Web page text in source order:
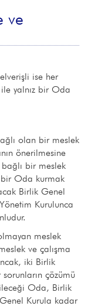
ve
ise her
yalnız bir Oda
olan bir meslek
önerilmesine
bir meslek
bir Oda kurmak
Birlik Genel
Kurulunca
meslek
ve çalışma
iki Birlik
çözümü
Oda, Birlik
Kurula kadar